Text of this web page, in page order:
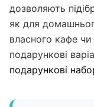
дозволяють
як для
власного кафе
подарункові
подарункові